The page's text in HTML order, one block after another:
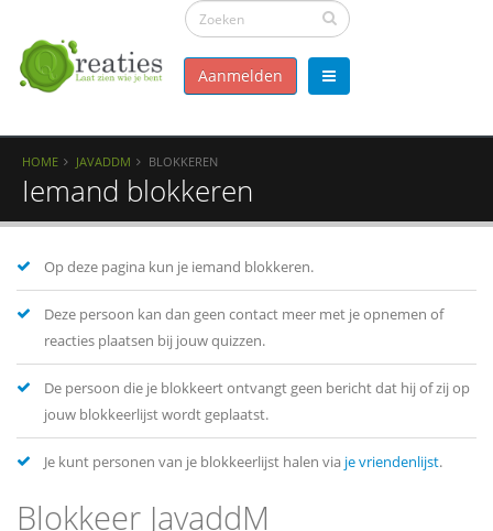
Aanmelden
HOME JAVADDM BLOKKEREN
Iemand blokkeren
Op deze pagina kun je iemand blokkeren.
Deze persoon kan dan geen contact meer met je opnemen of
reacties plaatsen bij jouw quizzen.
De persoon die je blokkeert ontvangt geen bericht dat hij of zij op
jouw blokkeerlijst wordt geplaatst.
Je kunt personen van je blokkeerlijst halen via je vriendenlijst.
Blokkeer JavaddM